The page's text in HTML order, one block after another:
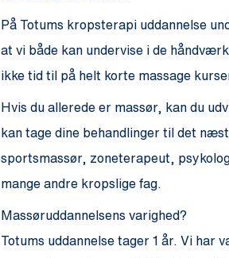
På Totums kropsterapi uddannelse
at vi både kan undervise i de
ikke tid til på helt korte massage
Hvis du allerede er massør, kan du
kan tage dine behandlinger til det
sportsmassør, zoneterapeut,
mange andre kropslige fag.
Massøruddannelsens varighed?
Totums uddannelse tager 1 år. Vi har